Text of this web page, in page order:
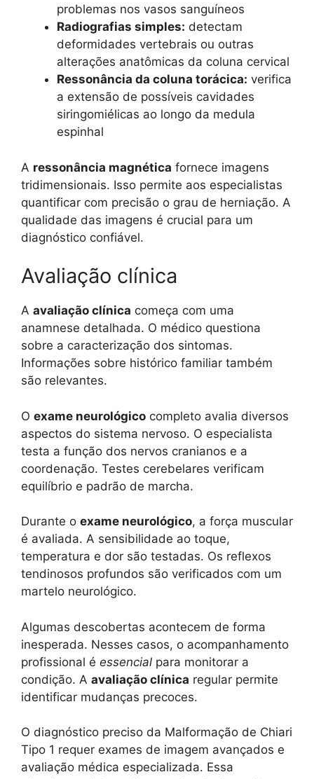
problemas nos vasos sanguíneos
Radiografias simples: detectam
deformidades vertebrais ou outras
alterações anatômicas da coluna cervical
Ressonância da coluna torácica: verifica
a extensão de possíveis cavidades
siringomiélicas ao longo da medula
espinhal
A ressonância magnética fornece imagens
tridimensionais. Isso permite aos especialistas
quantificar com precisão o grau de herniação. A
qualidade das imagens é crucial para um
diagnóstico confiável.
Avaliação clínica
A avaliação clínica começa com uma
anamnese detalhada. O médico questiona
sobre a caracterização dos sintomas.
Informações sobre histórico familiar também
são relevantes.
O exame neurológico completo avalia diversos
aspectos do sistema nervoso. O especialista
testa a função dos nervos cranianos e a
coordenação. Testes cerebelares verificam
equilíbrio e padrão de marcha.
Durante o exame neurológico, a força muscular
é avaliada. A sensibilidade ao toque,
temperatura e dor são testadas. Os reflexos
tendinosos profundos são verificados com um
martelo neurológico.
Algumas descobertas acontecem de forma
inesperada. Nesses casos, o acompanhamento
profissional é essencial para monitorar a
condição. A avaliação clínica regular permite
identificar mudanças precoces.
O diagnóstico preciso da Malformação de Chiari
Tipo 1 requer exames de imagem avançados e
avaliação médica especializada. Essa